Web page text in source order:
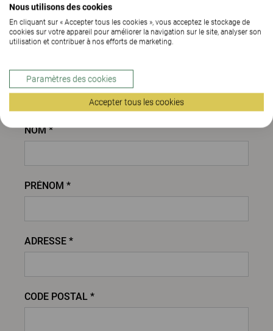
Vous rencontrer sur Workspace Expo
Vos coordonnées
SOCIÉTÉ *
NOM *
PRÉNOM *
ADRESSE *
CODE POSTAL *
Nous utilisons des cookies
En cliquant sur « Accepter tous les cookies », vous acceptez le stockage de
cookies sur votre appareil pour améliorer la navigation sur le site, analyser son
utilisation et contribuer à nos efforts de marketing.
Paramètres des cookies
Accepter tous les cookies